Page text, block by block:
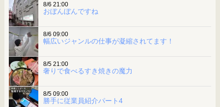
8/6 21:00
おぼんぼんですね
8/6 09:00
幅広いジャンルの仕事が凝縮されてます！
8/5 21:00
奢りで食べるすき焼きの魔力
8/5 09:00
勝手に従業員紹介パート4